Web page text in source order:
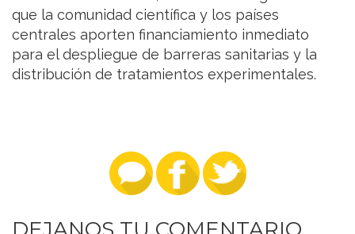
que la comunidad científica y los países
centrales aporten financiamiento inmediato
para el despliegue de barreras sanitarias y la
distribución de tratamientos experimentales.